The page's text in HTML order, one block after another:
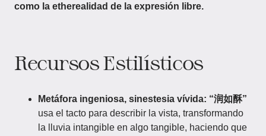
como la etherealidad de la expresión libre.
Recursos Estilísticos
Metáfora ingeniosa, sinestesia vívida: “润如酥”
usa el tacto para describir la vista, transformando
la lluvia intangible en algo tangible, haciendo que